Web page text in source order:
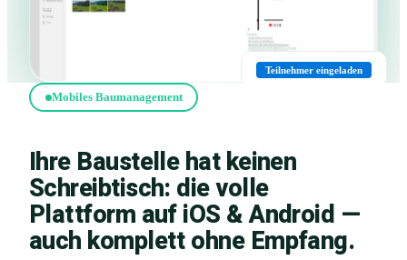
Teilnehmer eingeladen
Mobiles Baumanagement
Ihre Baustelle hat keinen
Schreibtisch: die volle
Plattform auf iOS & Android —
auch komplett ohne Empfang.